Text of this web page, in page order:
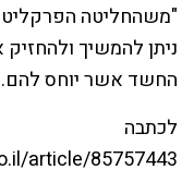
"משהחליטה
ניתן להמשיך
החשד אשר יוחס
לכתבה
article/85757443/